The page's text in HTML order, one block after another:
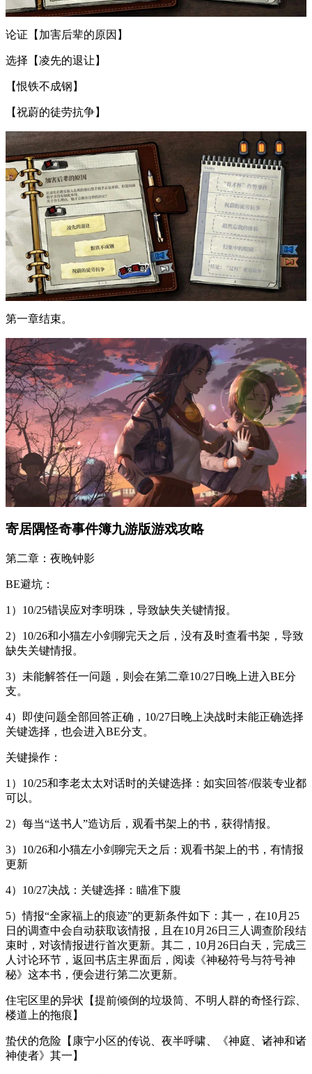
论证【加害后辈的原因】
选择【凌先的退让】
【恨铁不成钢】
【祝蔚的徒劳抗争】
第一章结束。
寄居隅怪奇事件簿九游版游戏攻略
第二章：夜晚钟影
BE避坑：
1）10/25错误应对李明珠，导致缺失关键情报。
2）10/26和小猫左小剑聊完天之后，没有及时查看书架，导致
缺失关键情报。
3）未能解答任一问题，则会在第二章10/27日晚上进入BE分
支。
4）即使问题全部回答正确，10/27日晚上决战时未能正确选择
关键选择，也会进入BE分支。
关键操作：
1）10/25和李老太太对话时的关键选择：如实回答/假装专业都
可以。
2）每当“送书人”造访后，观看书架上的书，获得情报。
3）10/26和小猫左小剑聊完天之后：观看书架上的书，有情报
更新
4）10/27决战：关键选择：瞄准下腹
5）情报“全家福上的痕迹”的更新条件如下：其一，在10月25
日的调查中会自动获取该情报，且在10月26日三人调查阶段结
束时，对该情报进行首次更新。其二，10月26日白天，完成三
人讨论环节，返回书店主界面后，阅读《神秘符号与符号神
秘》这本书，便会进行第二次更新。
住宅区里的异状【提前倾倒的垃圾筒、不明人群的奇怪行踪、
楼道上的拖痕】
蛰伏的危险【康宁小区的传说、夜半呼啸、《神庭、诸神和诸
神使者》其一】